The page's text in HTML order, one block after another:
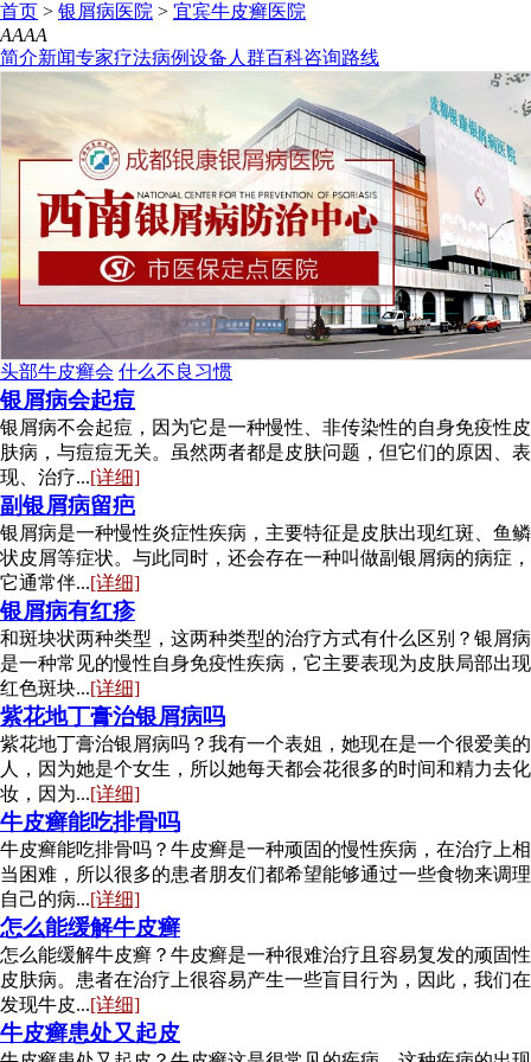
首页 > 银屑病医院 > 宜宾牛皮癣医院
AAAA
简介新闻专家疗法病例设备 人群百科咨询路线
头部牛皮癣会 什么不良习惯
银屑病会起痘
银屑病不会起痘，因为它是一种慢性、非传染性的自身免疫性皮
肤病，与痘痘无关。虽然两者都是皮肤问题，但它们的原因、表
现、治疗...[详细]
副银屑病留疤
银屑病是一种慢性炎症性疾病，主要特征是皮肤出现红斑、鱼鳞
状皮屑等症状。与此同时，还会存在一种叫做副银屑病的病症，
它通常伴...[详细]
银屑病有红疹
和斑块状两种类型，这两种类型的治疗方式有什么区别？银屑病
是一种常见的慢性自身免疫性疾病，它主要表现为皮肤局部出现
红色斑块...[详细]
紫花地丁膏治银屑病吗
紫花地丁膏治银屑病吗？我有一个表姐，她现在是一个很爱美的
人，因为她是个女生，所以她每天都会花很多的时间和精力去化
妆，因为...[详细]
牛皮癣能吃排骨吗
牛皮癣能吃排骨吗？牛皮癣是一种顽固的慢性疾病，在治疗上相
当困难，所以很多的患者朋友们都希望能够通过一些食物来调理
自己的病...[详细]
怎么能缓解牛皮癣
怎么能缓解牛皮癣？牛皮癣是一种很难治疗且容易复发的顽固性
皮肤病。患者在治疗上很容易产生一些盲目行为，因此，我们在
发现牛皮...[详细]
牛皮癣患处又起皮